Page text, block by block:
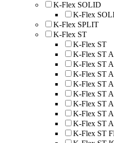
K-Flex SOLID
K-Flex
K-Flex SPLIT
K-Flex ST
K-Flex ST
K-Flex ST
K-Flex ST
K-Flex ST
K-Flex ST
K-Flex ST
K-Flex ST
K-Flex ST
K-Flex ST
K-Flex ST